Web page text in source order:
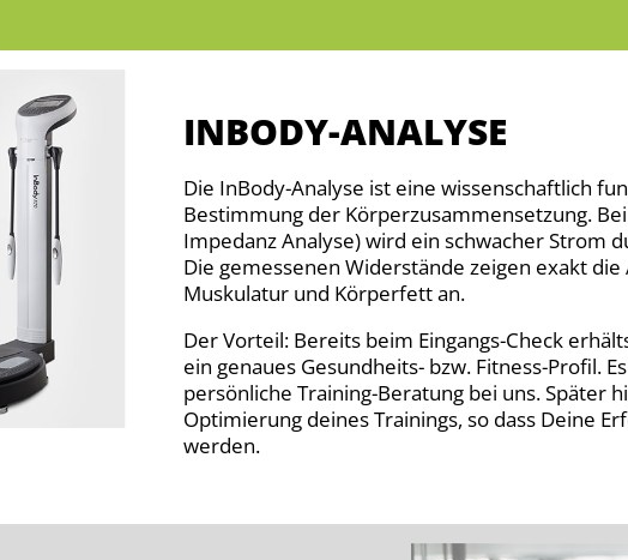
INBODY-ANALYSE
Die InBody-Analyse ist eine wissenschaftlich
Bestimmung der Körperzusammensetzung.
Impedanz Analyse) wird ein schwacher Strom
Die gemessenen Widerstände zeigen exakt die
Muskulatur und Körperfett an.
Der Vorteil: Bereits beim Eingangs-Check
ein genaues Gesundheits- bzw. Fitness-Profil.
persönliche Training-Beratung bei uns. Später
Optimierung deines Trainings, so dass Deine
werden.